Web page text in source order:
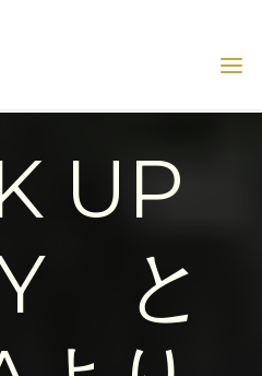
UP
と